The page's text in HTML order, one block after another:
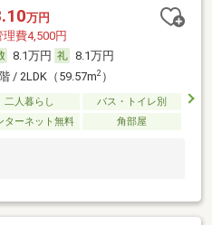
万円
理費4,500円
8.1万円
8.1万円
/ 2LDK（59.57m2）
二人暮らし
バス・トイレ別
ターネット無料 角部屋